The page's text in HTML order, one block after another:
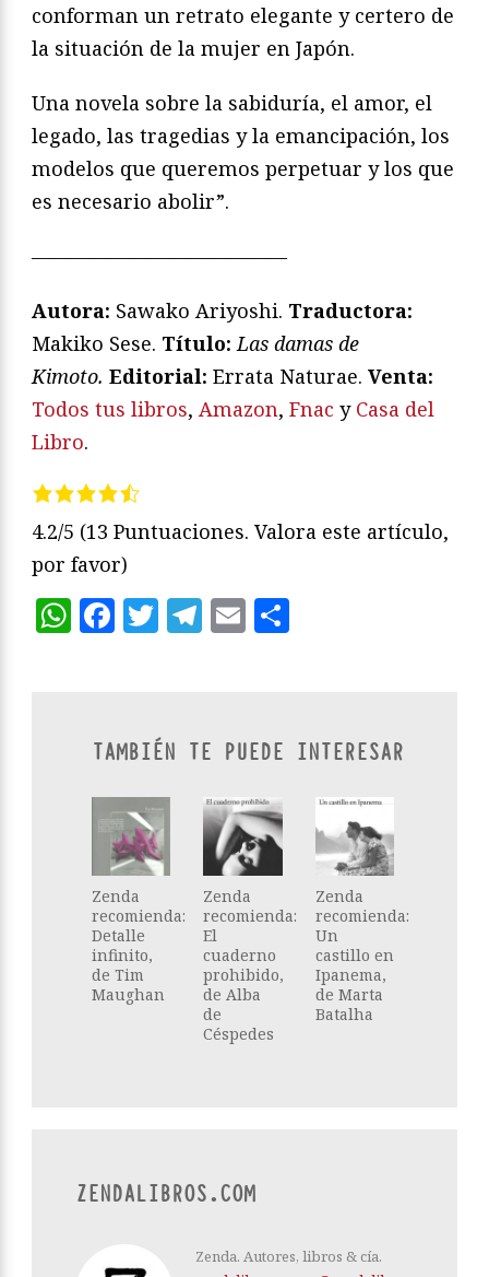
conforman un retrato elegante y certero de
la situación de la mujer en Japón.
Una novela sobre la sabiduría, el amor, el
legado, las tragedias y la emancipación, los
modelos que queremos perpetuar y los que
es necesario abolir”.
—————————————
Autora: Sawako Ariyoshi. Traductora:
Makiko Sese. Título: Las damas de
Kimoto. Editorial: Errata Naturae. Venta:
Todos tus libros, Amazon, Fnac y Casa del
Libro.
4.2/5 (13 Puntuaciones. Valora este artículo,
por favor)
WhatsApp
Facebook
Twitter
Telegram
Email
TAMBIÉN TE PUEDE INTERESAR
Zenda
recomienda:
Detalle
infinito,
de Tim
Maughan
Zenda
recomienda:
El
cuaderno
prohibido,
de Alba
de
Céspedes
Zenda
recomienda:
Un
castillo en
Ipanema,
de Marta
Batalha
ZENDALIBROS.COM
Zenda. Autores, libros & cía.